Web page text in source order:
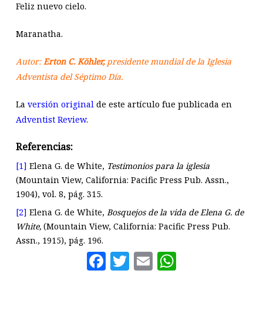
Feliz nuevo cielo.
Maranatha.
Autor:Erton C. Köhler, presidente mundial de la Iglesia
Adventista del Séptimo Día.
La versión originalde este artículo fue publicada en
Adventist Review.
Referencias:
[1] Elena G. de White, Testimonios para la iglesia
(Mountain View, California: Pacific Press Pub. Assn.,
1904), vol. 8, pág. 315.
[2] Elena G. de White, Bosquejos de la vida de Elena G. de
White,(Mountain View, California: Pacific Press Pub.
Assn., 1915), pág. 196.
Facebook
Twitter
Email